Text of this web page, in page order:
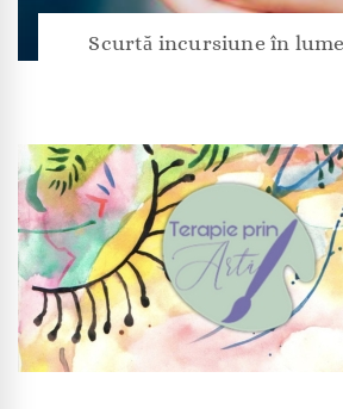
Scurtă incursiune în